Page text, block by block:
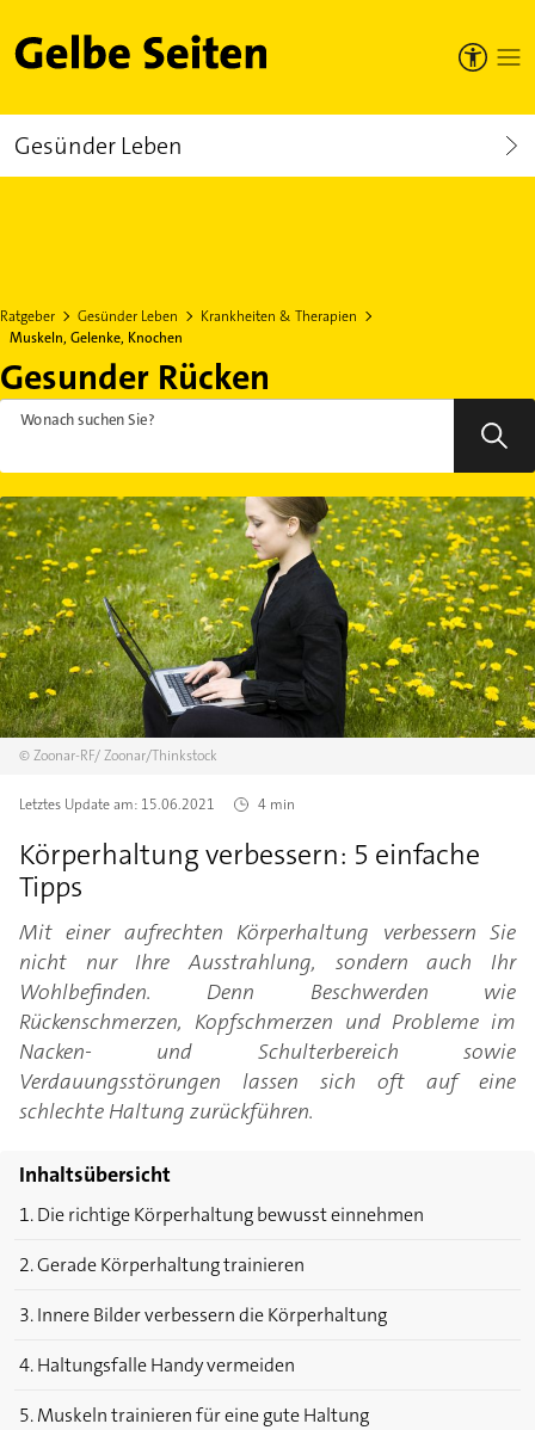
Gelbe Seiten
Gesünder Leben
Ratgeber Gesünder Leben
Krankheiten & Therapien
Muskeln, Gelenke, Knochen
Gesunder Rücken
Wonach suchen Sie?
©Zoonar-RF/Zoonar/Thinkstock
Letztes Update am: 15.06.2021 4 min
Körperhaltung verbessern: 5 einfache
Tipps
Mit einer aufrechten Körperhaltung verbessern Sie
nicht nur Ihre Ausstrahlung, sondern auch Ihr
Wohlbefinden. Denn Beschwerden wie
Rückenschmerzen, Kopfschmerzen und Probleme im
Nacken- und Schulterbereich sowie
Verdauungsstörungen lassen sich oft auf eine
schlechte Haltung zurückführen.
Inhaltsübersicht
1. Die richtige Körperhaltung bewusst einnehmen
2. Gerade Körperhaltung trainieren
3. Innere Bilder verbessern die Körperhaltung
4. Haltungsfalle Handy vermeiden
5. Muskeln trainieren für eine gute Haltung